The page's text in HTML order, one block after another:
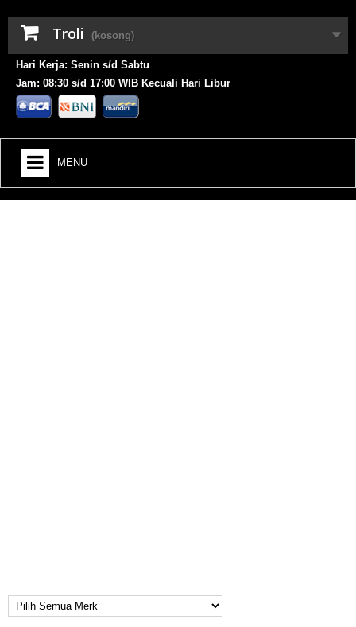
Troli (kosong)
Hari Kerja: Senin s/d Sabtu
Jam: 08:30 s/d 17:00 WIB Kecuali Hari Libur
MENU